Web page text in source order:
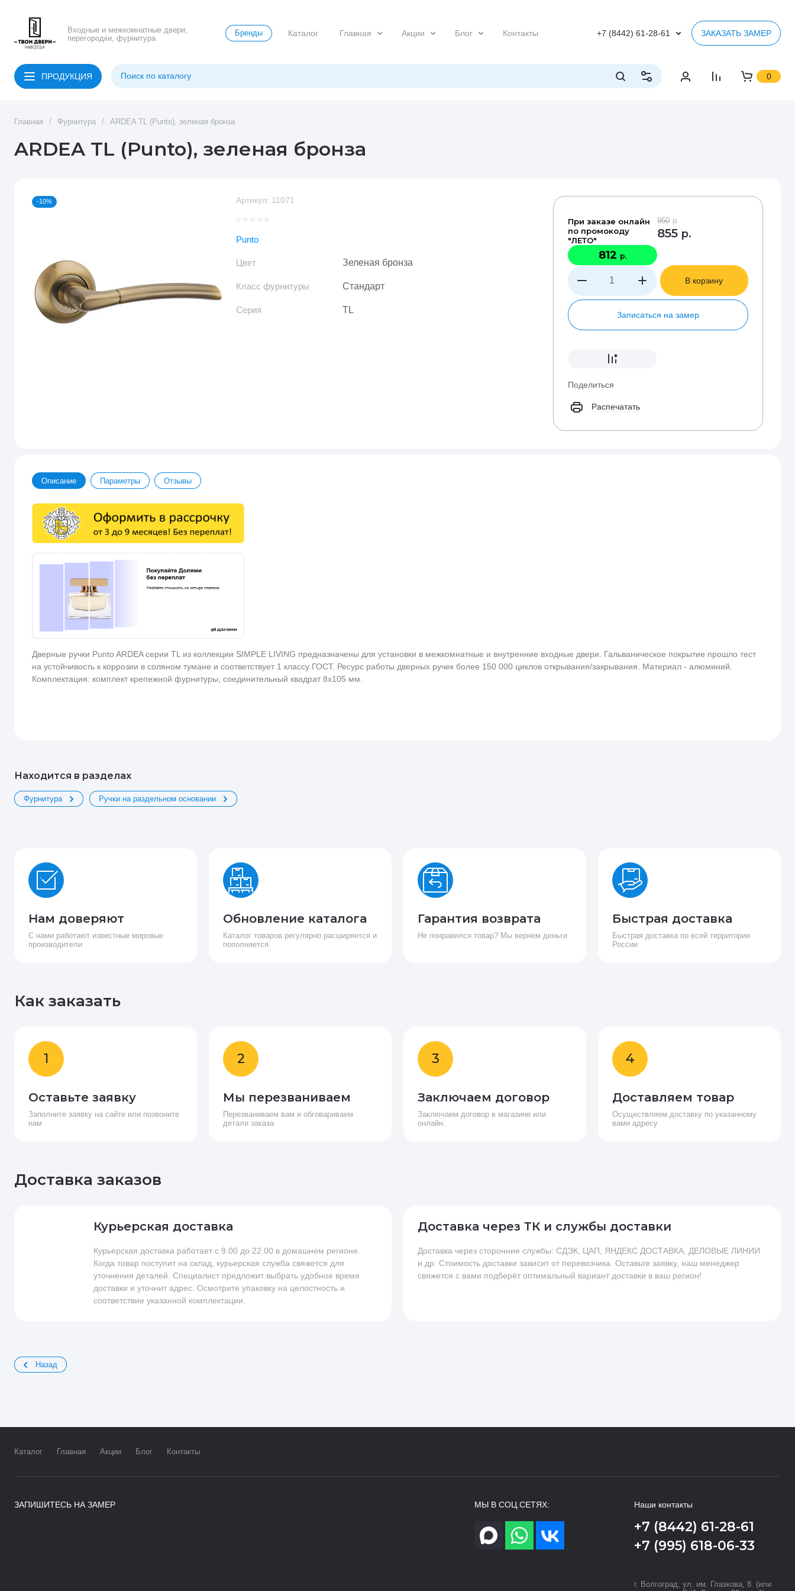
Входные и межкомнатные двери,
перегородки, фурнитура
Бренды Каталог Главная Акции Блог Контакты +7 (8442) 61-28-61 ЗАКАЗАТЬ ЗАМЕР
ПРОДУКЦИЯ 0
Главная / Фурнитура / ARDEA TL (Punto), зеленая бронза
ARDEA TL (Punto), зеленая бронза
-10% Артикул: 11071
Punto
Цвет Зеленая бронза
Класс фурнитуры Стандарт
Серия TL
При заказе онлайн
по промокоду
"ЛЕТО"
812 р.
950 р.
855 р.
В корзину
Записаться на замер
Поделиться
Распечатать
Описание Параметры Отзывы
Дверные ручки Punto ARDEA серии TL из коллекции SIMPLE LIVING предназначены для установки в межкомнатные и внутренние входные двери. Гальваническое покрытие прошло тест
на устойчивость к коррозии в соляном тумане и соответствует 1 классу ГОСТ. Ресурс работы дверных ручек более 150 000 циклов открывания/закрывания. Материал - алюминий.
Комплектация: комплект крепежной фурнитуры, соединительный квадрат 8x105 мм.
Находится в разделах
Фурнитура Ручки на раздельном основании
Нам доверяют
С нами работают известные мировые
производители
Обновление каталога
Каталог товаров регулярно расширяется и
пополняется
Гарантия возврата
Не понравился товар? Мы вернем деньги
Быстрая доставка
Быстрая доставка по всей территории
России
Как заказать
1
Оставьте заявку
Заполните заявку на сайте или позвоните
нам
2
Мы перезваниваем
Перезваниваем вам и обговариваем
детали заказа
3
Заключаем договор
Заключаем договор в магазине или
онлайн.
4
Доставляем товар
Осуществляем доставку по указанному
вами адресу
Доставка заказов
Курьерская доставка
Курьерская доставка работает с 9.00 до 22.00 в домашнем регионе.
Когда товар поступит на склад, курьерская служба свяжется для
уточнения деталей. Специалист предложит выбрать удобное время
доставки и уточнит адрес. Осмотрите упаковку на целостность и
соответствие указанной комплектации.
Доставка через ТК и службы доставки
Доставка через сторонние службы: СДЭК, ЦАП, ЯНДЕКС ДОСТАВКА, ДЕЛОВЫЕ ЛИНИИ
и др. Стоимость доставки зависит от перевозчика. Оставьте заявку, наш менеджер
свяжется с вами подберёт оптимальный вариант доставки в ваш регион!
Назад
Каталог Главная Акции Блог Контакты
ЗАПИШИТЕСЬ НА ЗАМЕР МЫ В СОЦ.СЕТЯХ: Наши контакты
+7 (8442) 61-28-61
+7 (995) 618-06-33
г. Волгоград, ул. им. Глазкова, 8. (или